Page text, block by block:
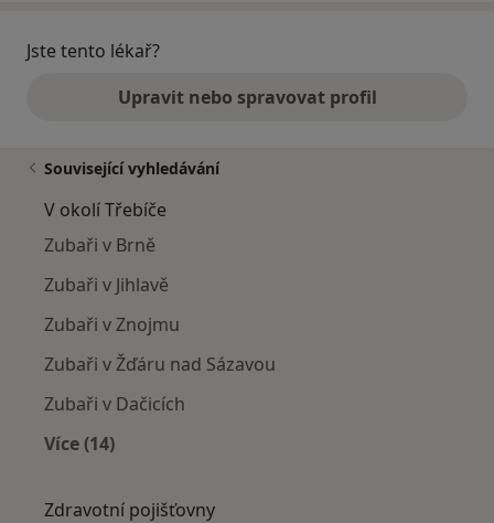
Jste tento lékař?
Upravit nebo spravovat profil
Související vyhledávání
V okolí Třebíče
Zubaři v Brně
Zubaři v Jihlavě
Zubaři v Znojmu
Zubaři v Žďáru nad Sázavou
Zubaři v Dačicích
Více (14)
Zdravotní pojišťovny